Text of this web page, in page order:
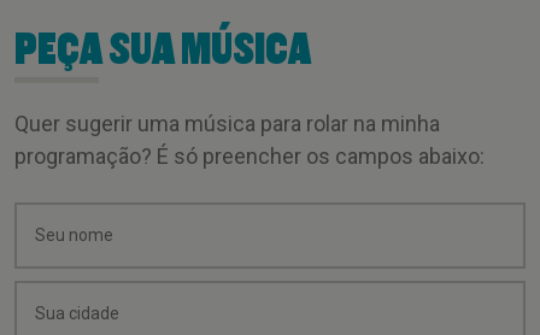
PEÇA SUA MÚSICA
Quer sugerir uma música para rolar na minha
programação? É só preencher os campos abaixo: